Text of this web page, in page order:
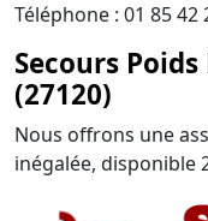
Téléphone : 01 85 42
Secours
(27120)
Nous offrons une
inégalée, disponible